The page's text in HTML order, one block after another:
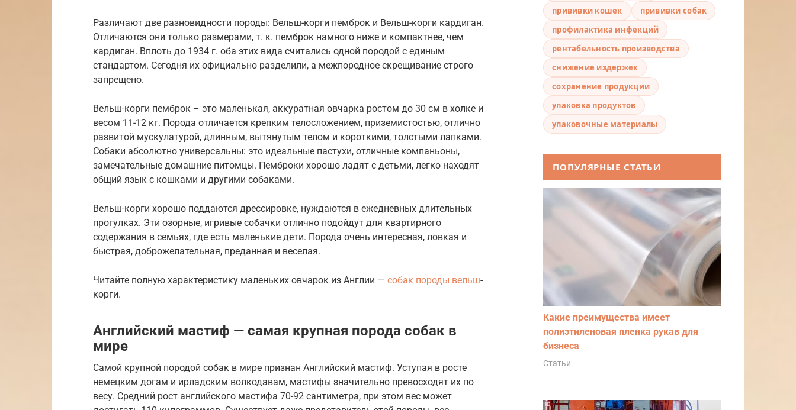
Различают две разновидности породы: Вельш-корги пемброк и Вельш-корги кардиган.
Отличаются они только размерами, т. к. пемброк намного ниже и компактнее, чем
кардиган. Вплоть до 1934 г. оба этих вида считались одной породой с единым
стандартом. Сегодня их официально разделили, а межпородное скрещивание строго
запрещено.
Вельш-корги пемброк – это маленькая, аккуратная овчарка ростом до 30 см в холке и
весом 11-12 кг. Порода отличается крепким телосложением, приземистостью, отлично
развитой мускулатурой, длинным, вытянутым телом и короткими, толстыми лапками.
Собаки абсолютно универсальны: это идеальные пастухи, отличные компаньоны,
замечательные домашние питомцы. Пемброки хорошо ладят с детьми, легко находят
общий язык с кошками и другими собаками.
Вельш-корги хорошо поддаются дрессировке, нуждаются в ежедневных длительных
прогулках. Эти озорные, игривые собачки отлично подойдут для квартирного
содержания в семьях, где есть маленькие дети. Порода очень интересная, ловкая и
быстрая, доброжелательная, преданная и веселая.
Читайте полную характеристику маленьких овчарок из Англии — собак породы вельш-
корги.
Английский мастиф — самая крупная порода собак в
мире
Самой крупной породой собак в мире признан Английский мастиф. Уступая в росте
немецким догам и ирладским волкодавам, мастифы значительно превосходят их по
весу. Средний рост английского мастифа 70-92 сантиметра, при этом вес может
прививки кошек
прививки собак
профилактика инфекций
рентабельность производства
снижение издержек
сохранение продукции
упаковка продуктов
упаковочные материалы
ПОПУЛЯРНЫЕ СТАТЬИ
Какие преимущества имеет
полиэтиленовая пленка рукав для
бизнеса
Статьи